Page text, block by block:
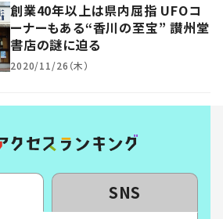
創業40年以上は県内屈指 UFOコ
ーナーもある“香川の至宝” 讃州堂
書店の謎に迫る
2020/11/26（木）
SNS